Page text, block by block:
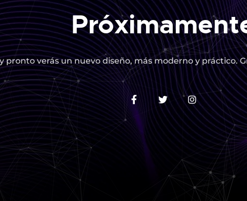
pronto verás un nuevo diseño, más moderno y práctico.